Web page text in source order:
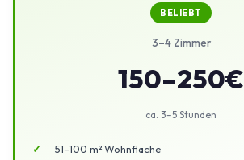
BELIEBT
3–4 Zimmer
150–250€
ca. 3–5 Stunden
51–100 m² Wohnfläche